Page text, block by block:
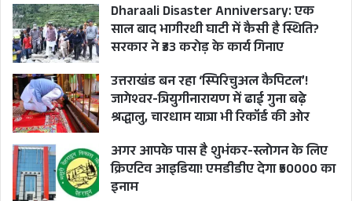
Dharaali Disaster Anniversary: एक
साल बाद भागीरथी घाटी में कैसी है स्थिति?
सरकार ने ₹33 करोड़ के कार्य गिनाए
उत्तराखंड बन रहा ‘स्पिरिचुअल कैपिटल’!
जागेश्वर-त्रियुगीनारायण में ढाई गुना बढ़े
श्रद्धालु, चारधाम यात्रा भी रिकॉर्ड की ओर
अगर आपके पास है शुभंकर-स्लोगन के लिए
क्रिएटिव आइडिया! एमडीडीए देगा ₹50000 का
इनाम